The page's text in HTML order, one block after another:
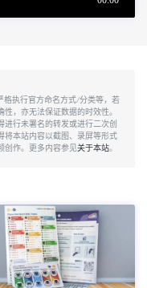
格执行官方命名方式/分类等，若
，亦无法保证数据的时效性。
行未署名的转发或进行二次创
将本站内容以截图、录屏等形式
创作。更多内容参见关于本站。